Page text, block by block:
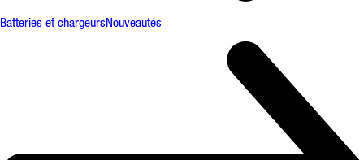
Batteries et chargeursNouveautés